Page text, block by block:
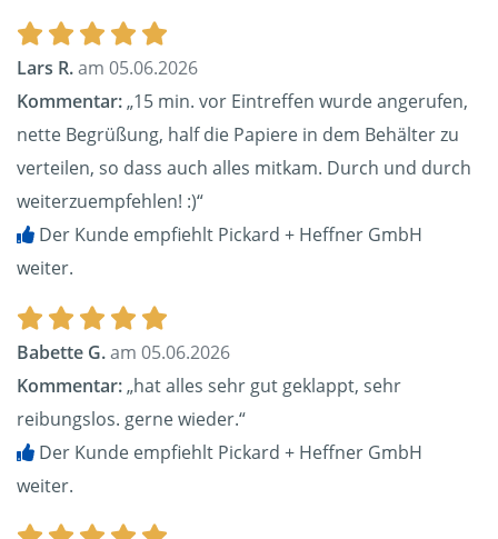
Lars R.am 05.06.2026
Kommentar:„15 min. vor Eintreffen wurde angerufen,
nette Begrüßung, half die Papiere in dem Behälter zu
verteilen, so dass auch alles mitkam. Durch und durch
weiterzuempfehlen! :)“
Der Kunde empfiehlt Pickard + Heffner GmbH
weiter.
Babette G.am 05.06.2026
Kommentar:„hat alles sehr gut geklappt, sehr
reibungslos. gerne wieder.“
Der Kunde empfiehlt Pickard + Heffner GmbH
weiter.